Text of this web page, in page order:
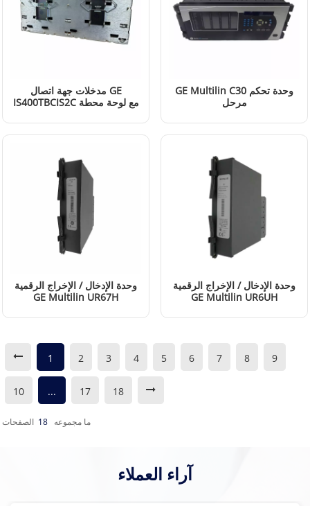
مدخلات جهة اتصال GE
IS400TBCIS2C مع لوحة محطة
إقرأ المزيد
GE Multilin C30 وحدة تحكم
مرحل
إقرأ المزيد
وحدة الإدخال / الإخراج الرقمية
GE Multilin UR67H
إقرأ المزيد
وحدة الإدخال / الإخراج الرقمية
GE Multilin UR6UH
إقرأ المزيد
1 2 3 4 5 6 7 8 9
10 ... 17 18
ما مجموعه 18 الصفحات
آراء العملاء